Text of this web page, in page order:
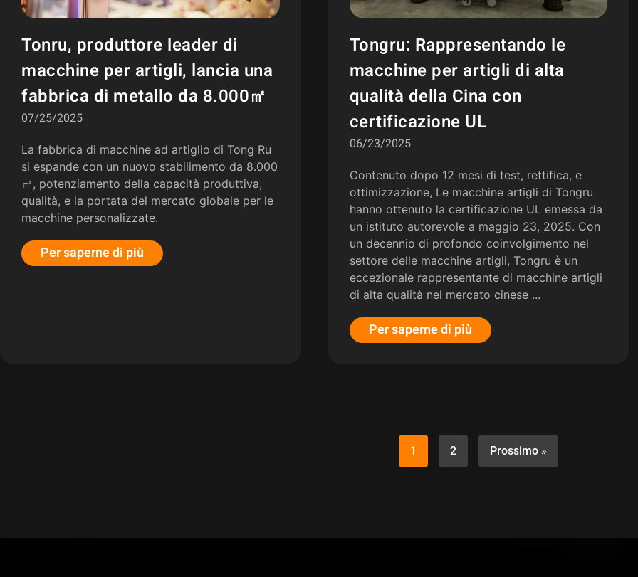
Tonru, produttore leader di
macchine per artigli, lancia una
fabbrica di metallo da 8.000㎡
07/25/2025
La fabbrica di macchine ad artiglio di Tong Ru
si espande con un nuovo stabilimento da 8.000
㎡, potenziamento della capacità produttiva,
qualità, e la portata del mercato globale per le
macchine personalizzate.
Per saperne di più
Tongru: Rappresentando le
macchine per artigli di alta
qualità della Cina con
certificazione UL
06/23/2025
Contenuto dopo 12 mesi di test, rettifica, e
ottimizzazione, Le macchine artigli di Tongru
hanno ottenuto la certificazione UL emessa da
un istituto autorevole a maggio 23, 2025. Con
un decennio di profondo coinvolgimento nel
settore delle macchine artigli, Tongru è un
eccezionale rappresentante di macchine artigli
di alta qualità nel mercato cinese ...
Per saperne di più
1 2 Prossimo »